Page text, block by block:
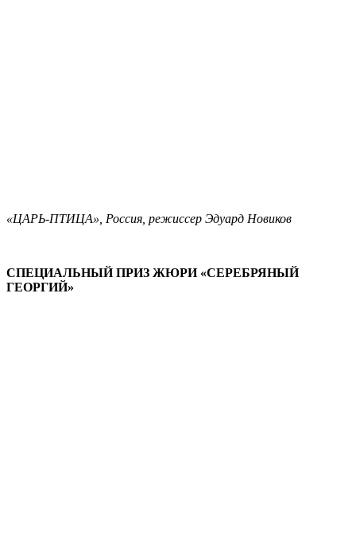
«ЦАРЬ-ПТИЦА», Россия, режиссер Эдуард Новиков
СПЕЦИАЛЬНЫЙ ПРИЗ ЖЮРИ «СЕРЕБРЯНЫЙ
ГЕОРГИЙ»